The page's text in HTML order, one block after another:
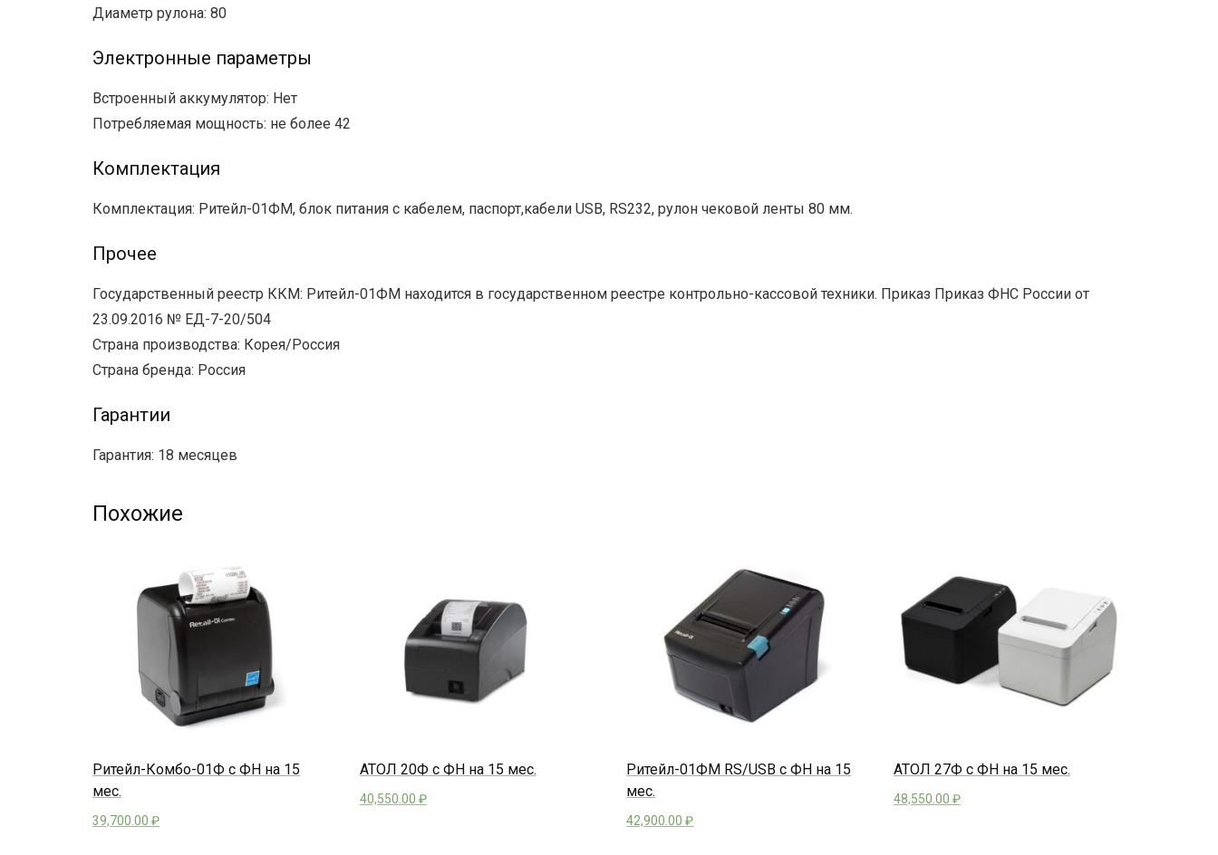
Диаметр рулона: 80
Электронные параметры
Встроенный аккумулятор: Нет
Потребляемая мощность: не более 42
Комплектация
Комплектация: Ритейл-01ФМ, блок питания с кабелем, паспорт,кабели USB, RS232, рулон чековой ленты 80 мм.
Прочее
Государственный реестр ККМ: Ритейл-01ФМ находится в государственном реестре контрольно-кассовой техники. Приказ Приказ ФНС России от
23.09.2016 № ЕД-7-20/504
Страна производства: Корея/Россия
Страна бренда: Россия
Гарантии
Гарантия: 18 месяцев
Похожие
Ритейл-Комбо-01Ф с ФН на 15
мес.
39,700.00 ₽
АТОЛ 20Ф с ФН на 15 мес.
40,550.00 ₽
Ритейл-01ФМ RS/USB с ФН на 15
мес.
42,900.00₽
АТОЛ 27Ф с ФН на 15 мес.
48,550.00₽